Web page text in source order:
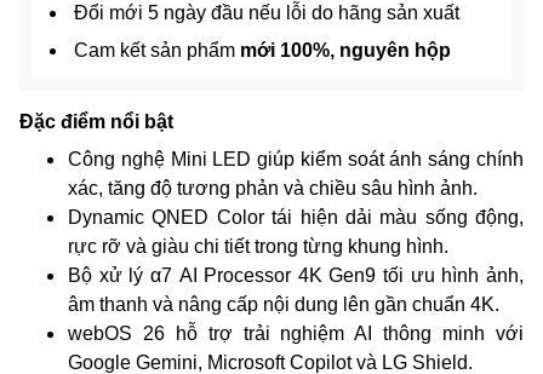
Đổi mới 5 ngày đầu nếu lỗi do hãng sản xuất
Cam kết sản phẩm mới 100%, nguyên hộp
Đặc điểm nổi bật
Công nghệ Mini LED giúp kiểm soát ánh sáng chính
xác, tăng độ tương phản và chiều sâu hình ảnh.
Dynamic QNED Color tái hiện dải màu sống động,
rực rỡ và giàu chi tiết trong từng khung hình.
Bộ xử lý α7 AI Processor 4K Gen9 tối ưu hình ảnh,
âm thanh và nâng cấp nội dung lên gần chuẩn 4K.
webOS 26 hỗ trợ trải nghiệm AI thông minh với
Google Gemini, Microsoft Copilot và LG Shield.